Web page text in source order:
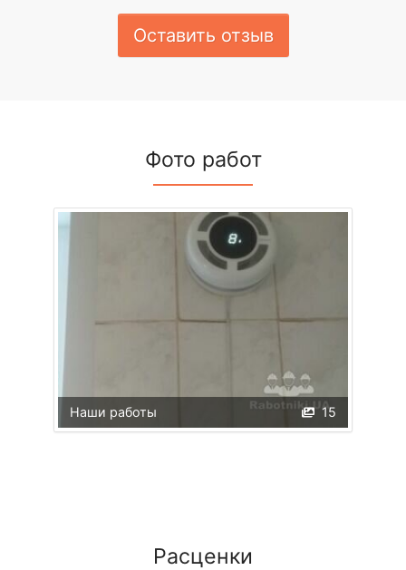
Оставить отзыв
Фото работ
15
Наши работы
Расценки